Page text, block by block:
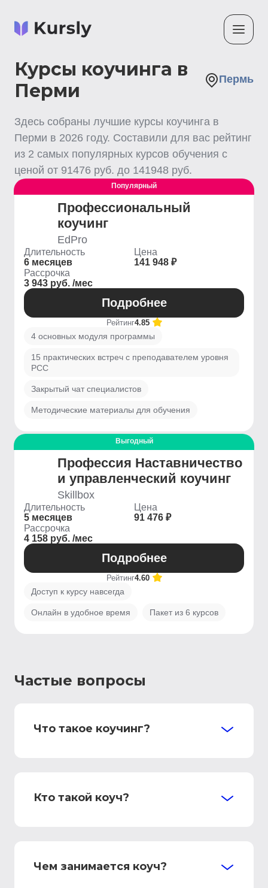
Курсы коучинга в
Перми
Пермь
Здесь собраны лучшие курсы коучинга в
Перми в 2026 году. Составили для вас рейтинг
из 2 самых популярных курсов обучения с
ценой от 91476 руб. до 141948 руб.
Популярный
Профессиональный
коучинг
EdPro
Длительность
6 месяцев
Цена
141 948 ₽
Рассрочка
3 943 руб. /мес
Подробнее
Рейтинг4.85
4 основных модуля программы
15 практических встреч с преподавателем уровня
PCC
Закрытый чат специалистов
Методические материалы для обучения
Выгодный
Профессия Наставничество
и управленческий коучинг
Skillbox
Длительность
5 месяцев
Цена
91 476 ₽
Рассрочка
4 158 руб. /мес
Подробнее
Рейтинг4.60
Доступ к курсу навсегда
Онлайн в удобное время Пакет из 6 курсов
Частые вопросы
Что такое коучинг?
Кто такой коуч?
Чем занимается коуч?